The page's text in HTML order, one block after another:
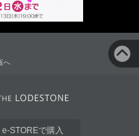
へ
e-STOREで購入